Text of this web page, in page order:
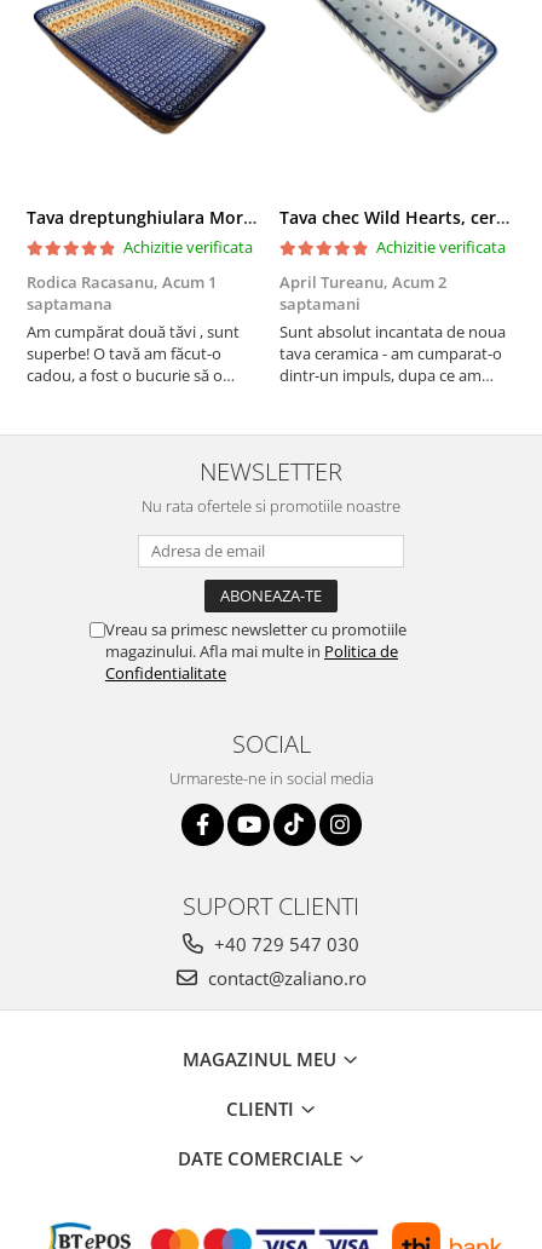
Tava dreptunghiulara Morning Sunrise, ceramica smaltuita, pictata manual, 27,0 X 32, 5 cm
Achizitie verificata
Rodica Racasanu, Acum 1
saptamana
Am cumpărat două tăvi , sunt
superbe! O tavă am făcut-o
cadou, a fost o bucurie să o
este o plăcere să o folosim, are
Tava chec Wild Hearts, ceramica smaltuita, pictata manual, 31,0 X 12,0 cm
Achizitie verificata
April Tureanu, Acum 2
saptamani
Sunt absolut incantata de noua
tava ceramica - am cumparat-o
dintr-un impuls, dupa ce am
pete de rugina dupa spalare.
Aceasta ma va scapa de aceasta
neplacere, in plus este tare
frumoasa, o ...
NEWSLETTER
Nu rata ofertele si promotiile noastre
Vreau sa primesc newsletter cu promotiile
magazinului. Afla mai multe in Politica de
Confidentialitate
SOCIAL
Urmareste-ne in social media
SUPORT CLIENTI
+40 729 547 030
contact@zaliano.ro
MAGAZINUL MEU
CLIENTI
DATE COMERCIALE